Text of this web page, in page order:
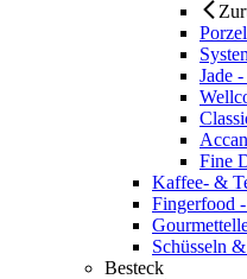
Jade
Fine
Kaffee- &
Fingerfood
Schüsseln
Besteck